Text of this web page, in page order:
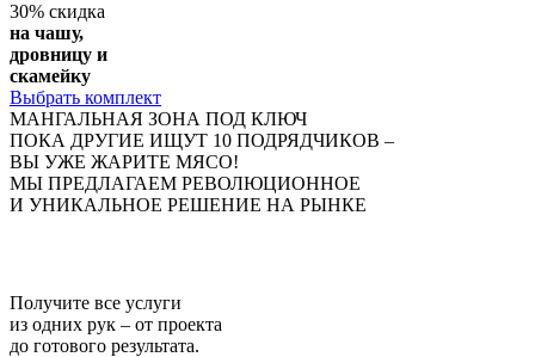
30% скидка
на чашу,
дровницу и
скамейку
Выбрать комплект
МАНГАЛЬНАЯ ЗОНА ПОД КЛЮЧ
ПОКА ДРУГИЕ ИЩУТ 10 ПОДРЯДЧИКОВ –
ВЫ УЖЕ ЖАРИТЕ МЯСО!
МЫ ПРЕДЛАГАЕМ РЕВОЛЮЦИОННОЕ
И УНИКАЛЬНОЕ РЕШЕНИЕ НА РЫНКЕ
Получите все услуги
из одних рук – от проекта
до готового результата.